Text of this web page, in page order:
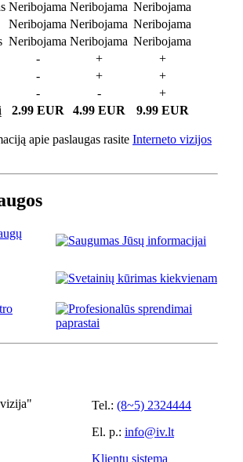
Neribojama Neribojama Neribojama
Neribojama Neribojama Neribojama
Neribojama Neribojama Neribojama
- +
+
- +
+
- -
+
2.99 EUR 4.99 EUR 9.99 EUR
apie paslaugas rasite Interneto vizijos
Tel.: (8~5) 2324444
El. p.: info@iv.lt
Klientų sistema